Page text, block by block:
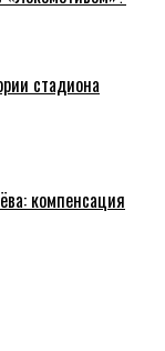
стадиона
компенсация